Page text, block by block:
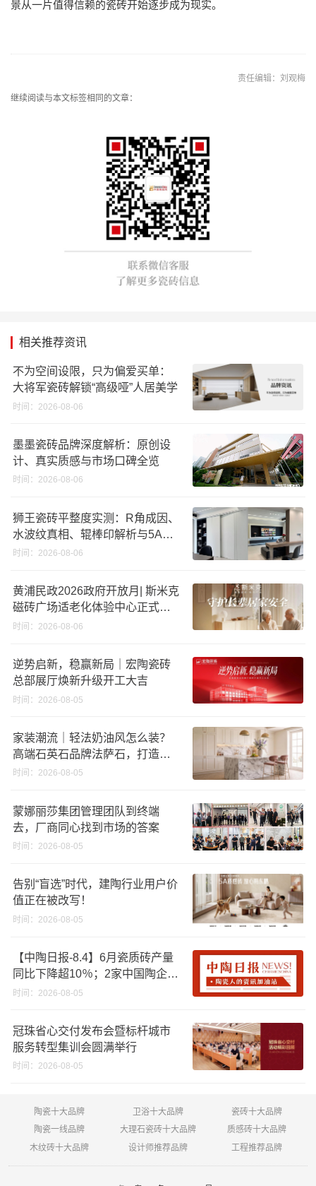
景从一片值得信赖的瓷砖开始逐步成为现实。
责任编辑：刘观梅
继续阅读与本文标签相同的文章：
相关推荐资讯
不为空间设限，只为偏爱买单：
大将军瓷砖解锁“高级哑”人居美学
时间：2026-08-06
墨墨瓷砖品牌深度解析：原创设
计、真实质感与市场口碑全览
时间：2026-08-06
狮王瓷砖平整度实测：R角成因、
水波纹真相、辊棒印解析与5A标
准选购指南
时间：2026-08-06
黄浦民政2026政府开放月| 斯米克
磁砖广场适老化体验中心正式亮
相
时间：2026-08-06
逆势启新，稳赢新局｜宏陶瓷砖
总部展厅焕新升级开工大吉
时间：2026-08-05
家装潮流｜轻法奶油风怎么装？
高端石英石品牌法萨石，打造质
感橱柜台面
时间：2026-08-05
蒙娜丽莎集团管理团队到终端
去，厂商同心找到市场的答案
时间：2026-08-05
告别“盲选”时代，建陶行业用户价
值正在被改写！
时间：2026-08-05
【中陶日报-8.4】6月瓷质砖产量
同比下降超10％；2家中国陶企亮
相马来西亚ARCHIDEX 2026石材
份；方向集团出海
时间：2026-08-05
冠珠省心交付发布会暨标杆城市
服务转型集训会圆满举行
时间：2026-08-05
陶瓷十大品牌 卫浴十大品牌
瓷砖十大品牌
陶瓷一线品牌
大理石瓷砖十大品牌
质感砖十大品牌
木纹砖十大品牌
设计师推荐品牌 工程推荐品牌